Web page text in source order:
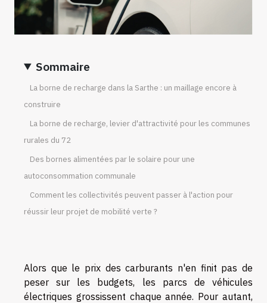
Sommaire
La borne de recharge dans la Sarthe : un maillage encore à
construire
La borne de recharge, levier d'attractivité pour les communes
rurales du 72
Des bornes alimentées par le solaire pour une
autoconsommation communale
Comment les collectivités peuvent passer à l'action pour
réussir leur projet de mobilité verte ?
Alors que le prix des carburants n'en finit pas de
peser sur les budgets, les parcs de véhicules
électriques grossissent chaque année. Pour autant,